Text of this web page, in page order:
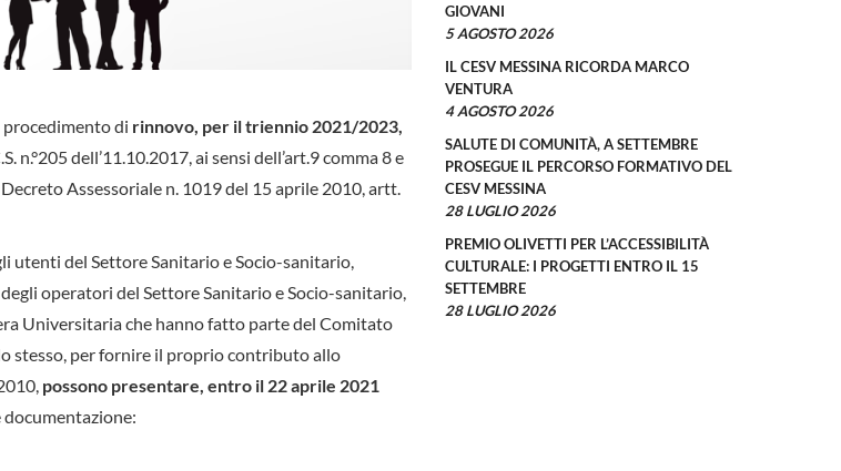
procedimento di rinnovo, per il triennio 2021/2023,
n.°205 dell’11.10.2017, ai sensi dell’art.9 comma 8 e
Assessoriale n. 1019 del 15 aprile 2010, artt.
utenti del Settore Sanitario e Socio-sanitario,
operatori del Settore Sanitario e Socio-sanitario,
Universitaria che hanno fatto parte del Comitato
stesso, per fornire il proprio contributo allo
possono presentare, entro il 22 aprile 2021
GIOVANI
5 AGOSTO 2026
IL CESV MESSINA RICORDA MARCO
VENTURA
4 AGOSTO 2026
SALUTE DI COMUNITÀ, A SETTEMBRE
PROSEGUE IL PERCORSO FORMATIVO DEL
CESV MESSINA
28 LUGLIO 2026
PREMIO OLIVETTI PER L’ACCESSIBILITÀ
CULTURALE: I PROGETTI ENTRO IL 15
SETTEMBRE
28 LUGLIO 2026